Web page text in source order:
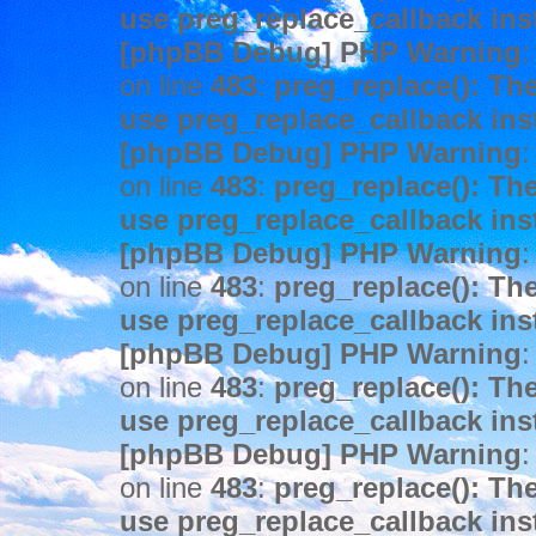
use preg_replace_callback
[phpBB Debug] PHP Warning
on line 483: preg_replace():
use preg_replace_callback
[phpBB Debug] PHP Warning
on line 483: preg_replace():
use preg_replace_callback
[phpBB Debug] PHP Warning:
on line483: preg_replace():
use preg_replace_callback
[phpBB Debug] PHP Warning
on line483:preg_replace():
use preg_replace_callback
[phpBB Debug] PHP Warning
on line483:preg_replace():
use preg_replace_callback